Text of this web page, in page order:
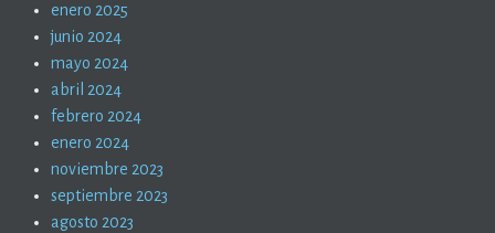
enero 2025
junio 2024
mayo 2024
abril 2024
febrero 2024
enero 2024
noviembre 2023
septiembre 2023
agosto 2023